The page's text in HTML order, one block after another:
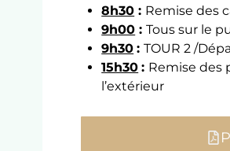
8h30 : Remise des
9h00 :Tous sur le
9h30 :TOUR 2 /
15h30 : Remise des
l’extérieur